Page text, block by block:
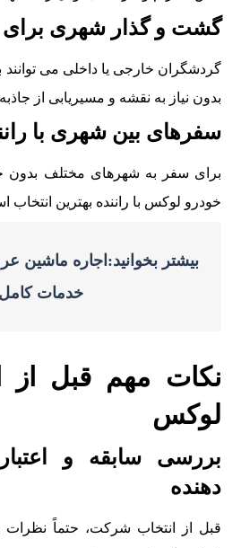
گشت و گذار شهری برای
گردشگران خارجی یا داخلی می توانند
بدون نیاز به نقشه و مسیریابی از
سفرهای بین شهری با
برای سفر به شهرهای مختلف
خودرو لوکس با راننده بهترین انتخاب
بیشتر بخوانید:اجاره ماشین
خدمات کامل
نکات مهم قبل از
لوکس
بررسی سابقه و
دهنده
قبل از انتخاب شرکت، حتماً نظرات